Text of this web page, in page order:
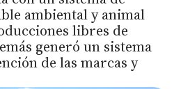
ambiental y animal
libres de
generó un sistema
de las marcas y